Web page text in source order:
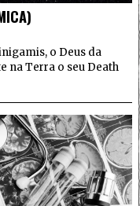
o Deus da
na Terra o seu Death